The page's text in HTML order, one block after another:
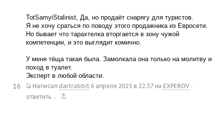
TotSamyiStalinist, Да, но продаёт снарягу для туристов.
Я не хочу сраться по поводу этого продажника из Евросети.
Но бывает что тарахтелка вторгается в зону чужой
компетенции, и это выглядит комично.
У меня тёща такая была. Замолкала она только на молитву и
поход в туалет.
Эксперт в любой области.
Написал dartrabbit 6 апреля 2025 в 22.57на EXPEROV ·
ответить .
16